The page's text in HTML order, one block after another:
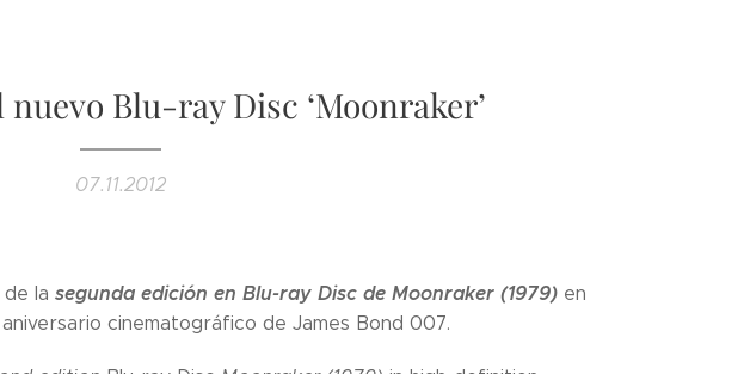
Blu-ray Disc ‘Moonraker’
07.11.2012
la segunda edición en Blu-ray Disc de Moonraker (1979) en
cinematográfico de James Bond 007.